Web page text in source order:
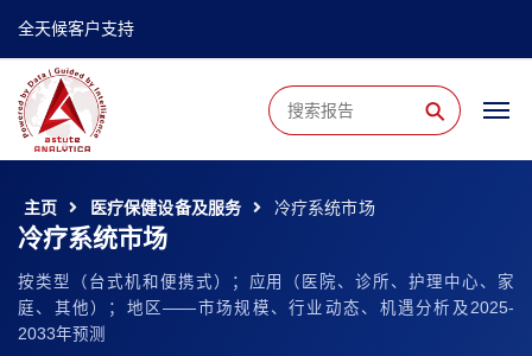
全天候客户支持
⚲
主页 医疗保健设备及服务 冷疗系统市场
冷疗系统市场
按类型（台式机和便携式）；应用（医院、诊所、护理中心、家
庭、其他）；地区——市场规模、行业动态、机遇分析及2025-
2033年预测